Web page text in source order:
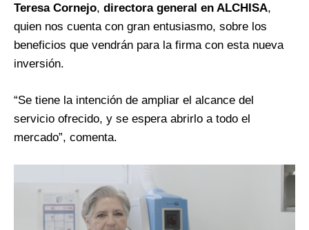
Teresa Cornejo, directora general en ALCHISA,
quien nos cuenta con gran entusiasmo, sobre los
beneficios que vendrán para la firma con esta nueva
inversión.
“Se tiene la intención de ampliar el alcance del
servicio ofrecido, y se espera abrirlo a todo el
mercado”, comenta.